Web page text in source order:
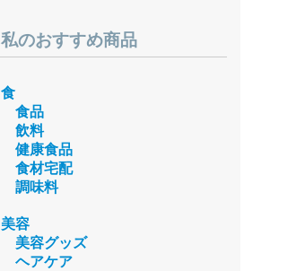
私のおすすめ商品
食
食品
飲料
健康食品
食材宅配
調味料
美容
美容グッズ
ヘアケア